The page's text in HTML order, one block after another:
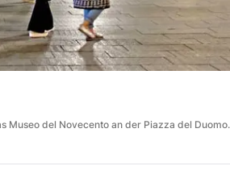
Museo del Novecento an der Piazza del Duomo.